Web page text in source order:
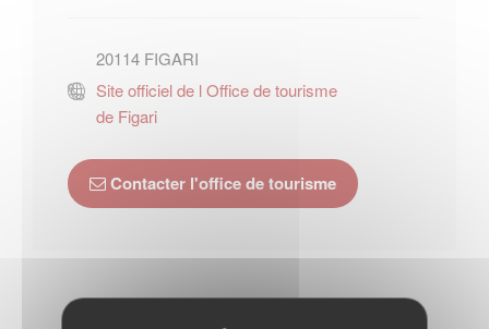
20114 FIGARI
Site officiel de l Office de tourisme
de Figari
Contacter l'office de tourisme